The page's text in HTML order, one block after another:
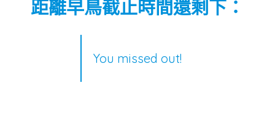
距離早鳥截止時間還剩下：
You missed out!